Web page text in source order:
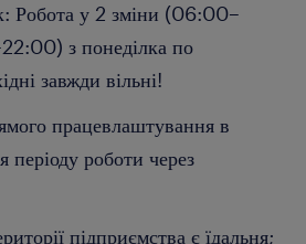
Робота у 2 зміни (06:00–
з понеділка по
завжди вільні!
працевлаштування в
періоду роботи через
підприємства є їдальня;